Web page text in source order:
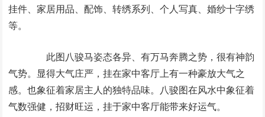
挂件、家居用品、配饰、转绣系列、个人写真、婚纱十字绣
等。
此图八骏马姿态各异、有万马奔腾之势，很有神韵
气势。显得大气庄严，挂在家中客厅上有一种豪放大气之
感。也象征着家居主人的独特品味。八骏图在风水中象征着
气数强健，招财旺运，挂于家中客厅能带来好运气。